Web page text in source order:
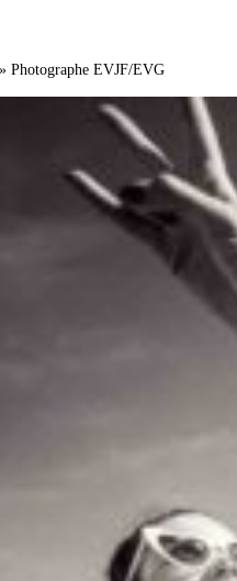
» Photographe EVJF/EVG